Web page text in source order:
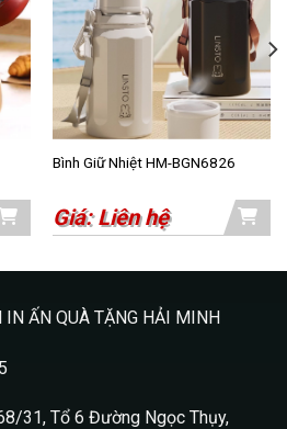
Bình Giữ Nhiệt HM-BGN6826
Giá: Liên hệ
IN ẤN QUÀ TẶNG HẢI MINH
31, Tổ 6 Đường Ngọc Thụy,